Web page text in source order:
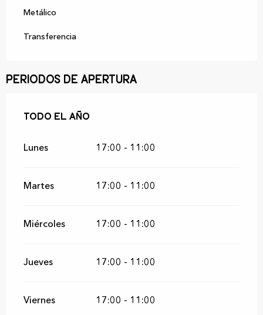
Metálico
Transferencia
Periodos de apertura
Todo el año
Todo el año
Lunes 17:00 - 11:00
Martes 17:00 - 11:00
Miércoles 17:00 - 11:00
Jueves 17:00 - 11:00
Viernes 17:00 - 11:00